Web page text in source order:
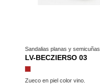
Sandalias planas y semicuñas
LV-BECZIERSO 03
Granate
Zueco en piel color vino.